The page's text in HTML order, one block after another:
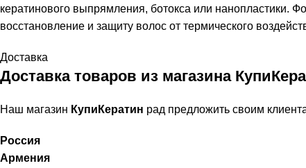
кератинового выпрямления, ботокса или
восстановление и защиту волос от термического
Доставка
Доставка товаров из магазина
Наш магазин КупиКератин рад предложить своим
Россия
Армения